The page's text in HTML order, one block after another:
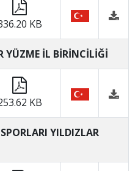
KB
YÜZME İL BİRİNCİLİĞİ
KB
YILDIZLAR